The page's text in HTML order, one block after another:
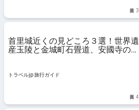
3
首里城近くの見どころ３選！世界遺
産玉陵と金城町石畳道、安國寺の魅
トラベルjp 旅行ガイド
4